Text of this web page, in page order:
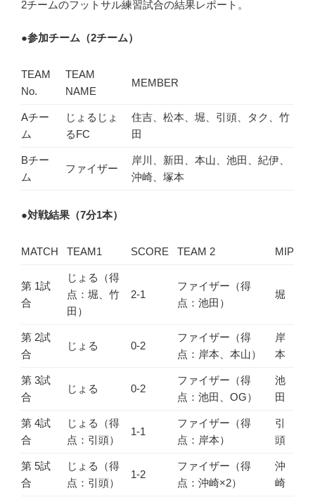
2チームのフットサル練習試合の結果レポート。
●参加チーム（2チーム）
TEAM
No.
TEAM
NAME
MEMBER
Aチー
ム
じょるじょ
るFC
住吉、松本、堀、引頭、タク、竹
田
Bチー
ム
ファイザー
岸川、新田、本山、池田、紀伊、
沖崎、塚本
●対戦結果（7分1本）
MATCH TEAM1 SCORE TEAM 2 MIP
第 1試
合
じょる（得
点：堀、竹
田）
2-1
ファイザー（得
点：池田）
堀
第 2試
合
じょる 0-2
ファイザー（得
点：岸本、本山）
岸
本
第 3試
合
じょる 0-2
ファイザー（得
点：池田、OG）
池
田
第 4試
合
じょる（得
点：引頭）
1-1
ファイザー（得
点：岸本）
引
頭
第 5試
合
じょる（得
点：引頭）
1-2
ファイザー（得
点：沖崎×2）
沖
崎